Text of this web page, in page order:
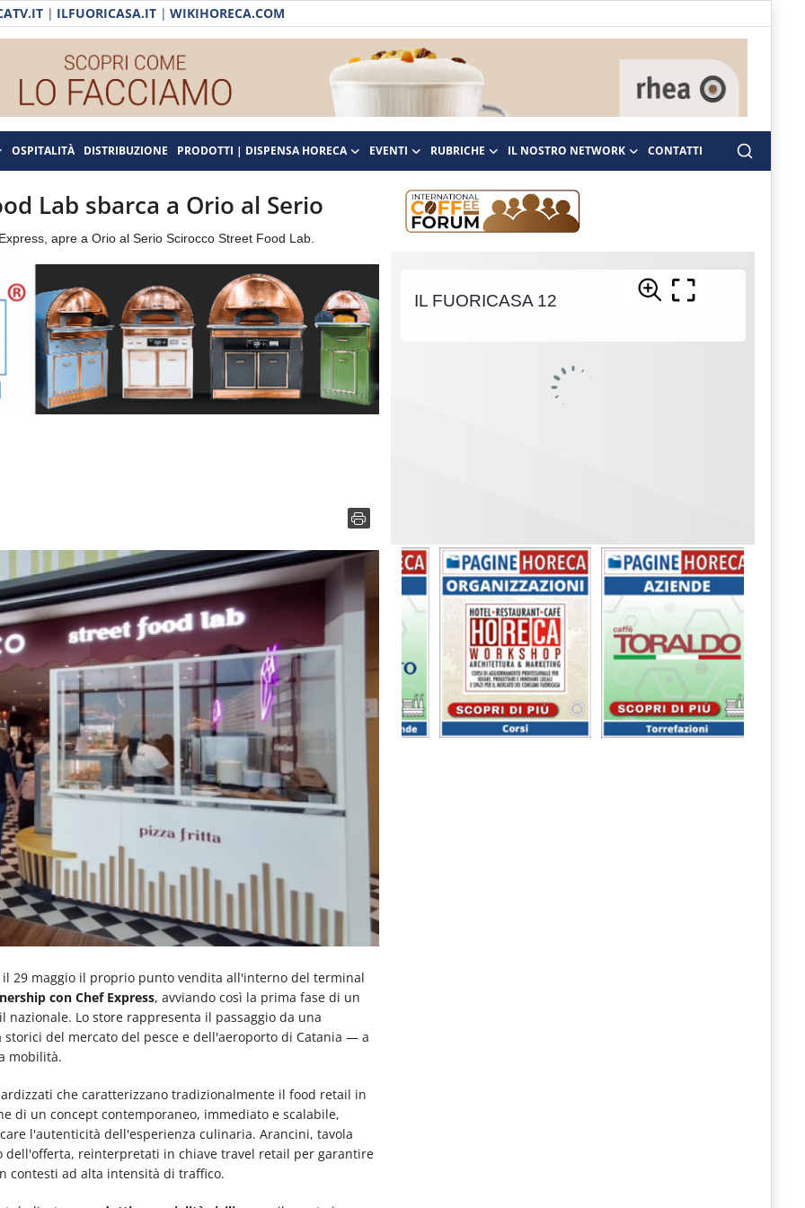
| ILFUORICASA.IT | WIKIHORECA.COM
OSPITALITÀ DISTRIBUZIONE PRODOTTI | DISPENSA HORECA EVENTI RUBRICHE IL NOSTRO NETWORK CONTATTI
Lab sbarca a Orio al Serio
apre a Orio al Serio Scirocco Street Food Lab.
29 maggio il proprio punto vendita all'interno del terminal
con Chef Express, avviando così la prima fase di un
Lo store rappresenta il passaggio da una
del mercato del pesce e dell'aeroporto di Catania — a
mobilità.
che caratterizzano tradizionalmente il food retail in
di un concept contemporaneo, immediato e scalabile,
l'autenticità dell'esperienza culinaria. Arancini, tavola
reinterpretati in chiave travel retail per garantire
contesti ad alta intensità di traffico.